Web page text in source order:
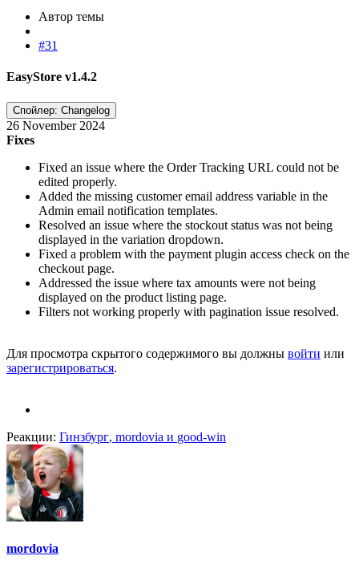
Автор темы
#31
EasyStore v1.4.2​
Спойлер: Changelog
26 November 2024
Fixes
Fixed an issue where the Order Tracking URL could not be
edited properly.
Added the missing customer email address variable in the
Admin email notification templates.
Resolved an issue where the stockout status was not being
displayed in the variation dropdown.
Fixed a problem with the payment plugin access check on the
checkout page.
Addressed the issue where tax amounts were not being
displayed on the product listing page.
Filters not working properly with pagination issue resolved.
Для просмотра скрытого содержимого вы должны войти или
зарегистрироваться.
Реакции: Гинзбург, mordovia и good-win
mordovia